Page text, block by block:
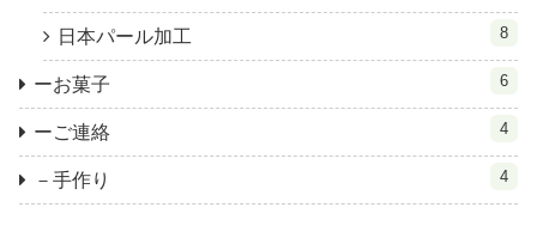
日本パール加工 8
ーお菓子 6
ーご連絡 4
－手作り 4